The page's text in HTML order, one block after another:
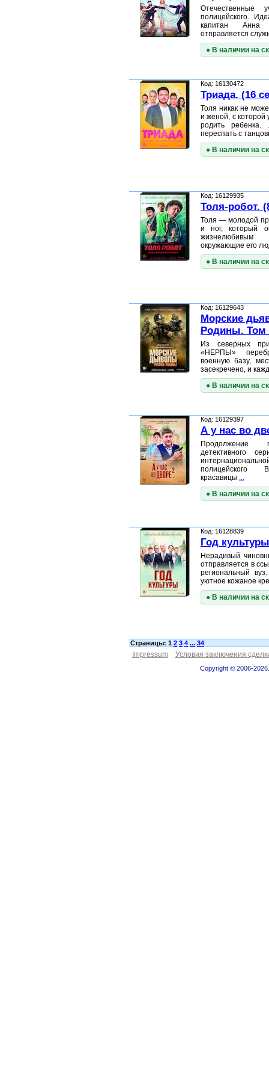
Отечественные
полицейского.
капитан Анна
отправляется
● В наличии на
Код: 16130472
Триада. (16
Толя никак не
и женой, с которой
родить ребенка.
переспать с
● В наличии на
Код: 16129935
Толя-робот.
Толя — молодой
и ног, который
окружающие его
● В наличии на
Код: 16129643
Морские
Родины. Том
Из северных
«НЕРПЫ»
военную базу,
засекречено, и
● В наличии на
Код: 16129397
А у нас во
Продолжение
детективного
полицейского
красавицы ...
● В наличии на
Код: 16128839
Год
Нерадивый
отправляется в
региональный
уютное кожаное
● В наличии на
Страницы: 1 2 3 4 ... 34
Impressum Условия заключения
Copyright © 2006-